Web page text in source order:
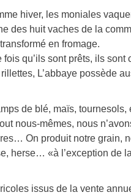
hiver, les moniales
des huit vaches de la
en fromage.
qu’ils sont prêts, ils sont
L’abbaye possède
de blé, maïs,
nous-mêmes, nous
On produit notre grain,
herse… «à l’exception de
issus de la vente